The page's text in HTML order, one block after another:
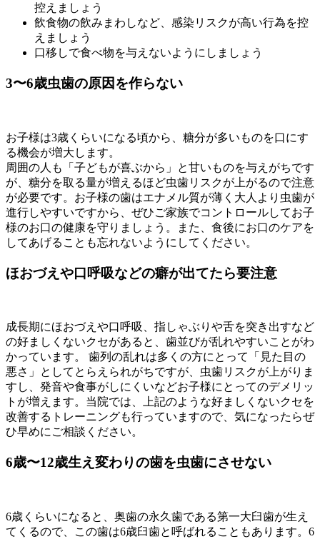
控えましょう
飲食物の飲みまわしなど、感染リスクが高い行為を控
えましょう
口移しで食べ物を与えないようにしましょう
3〜6歳虫歯の原因を作らない
お子様は3歳くらいになる頃から、糖分が多いものを口にす
る機会が増大します。
周囲の人も「子どもが喜ぶから」と甘いものを与えがちです
が、糖分を取る量が増えるほど虫歯リスクが上がるので注意
が必要です。お子様の歯はエナメル質が薄く大人より虫歯が
進行しやすいですから、ぜひご家族でコントロールしてお子
様のお口の健康を守りましょう。また、食後にお口のケアを
してあげることも忘れないようにしてください。
ほおづえや口呼吸などの癖が出てたら要注意
成長期にほおづえや口呼吸、指しゃぶりや舌を突き出すなど
の好ましくないクセがあると、歯並びが乱れやすいことがわ
かっています。 歯列の乱れは多くの方にとって「見た目の
悪さ」としてとらえられがちですが、虫歯リスクが上がりま
すし、発音や食事がしにくいなどお子様にとってのデメリッ
トが増えます。当院では、上記のような好ましくないクセを
改善するトレーニングも行っていますので、気になったらぜ
ひ早めにご相談ください。
6歳〜12歳生え変わりの歯を虫歯にさせない
6歳くらいになると、奥歯の永久歯である第一大臼歯が生え
てくるので、この歯は6歳臼歯と呼ばれることもあります。6